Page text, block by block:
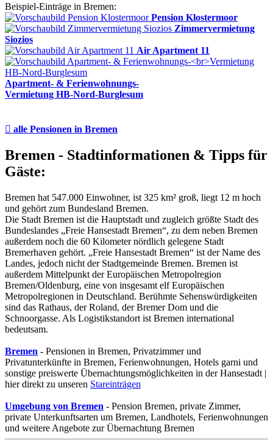
Beispiel-Einträge in Bremen:
Pension Klostermoor
Zimmervermietung
Siozios
Air Apartment 11
Apartment- & Ferienwohnungs-
Vermietung HB-Nord-Burglesum
 alle Pensionen in Bremen
Bremen - Stadtinformationen & Tipps für
Gäste:
Bremen hat 547.000 Einwohner, ist 325 km² groß, liegt 12 m hoch
und gehört zum Bundesland Bremen.
Die Stadt Bremen ist die Hauptstadt und zugleich größte Stadt des
Bundeslandes „Freie Hansestadt Bremen“, zu dem neben Bremen
außerdem noch die 60 Kilometer nördlich gelegene Stadt
Bremerhaven gehört. „Freie Hansestadt Bremen“ ist der Name des
Landes, jedoch nicht der Stadtgemeinde Bremen. Bremen ist
außerdem Mittelpunkt der Europäischen Metropolregion
Bremen/Oldenburg, eine von insgesamt elf Europäischen
Metropolregionen in Deutschland. Berühmte Sehenswürdigkeiten
sind das Rathaus, der Roland, der Bremer Dom und die
Schnoorgasse. Als Logistikstandort ist Bremen international
bedeutsam.
Bremen - Pensionen in Bremen, Privatzimmer und
Privatunterkünfte in Bremen, Ferienwohnungen, Hotels garni und
sonstige preiswerte Übernachtungsmöglichkeiten in der Hansestadt |
hier direkt zu unseren Stareinträgen
Umgebung von Bremen - Pension Bremen, private Zimmer,
private Unterkunftsarten um Bremen, Landhotels, Ferienwohnungen
und weitere Angebote zur Übernachtung Bremen